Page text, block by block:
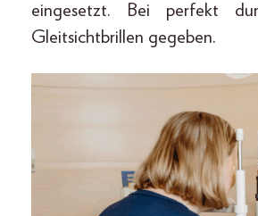
eingesetzt. Bei perfekt
Gleitsichtbrillen gegeben.